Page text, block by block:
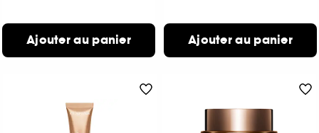
Ajouter au panier Ajouter au panier